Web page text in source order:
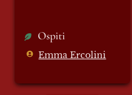
Ospiti
Emma Ercolini